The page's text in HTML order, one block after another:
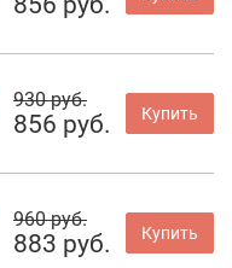
930 руб.
856 руб. Купить
960 руб.
883 руб. Купить